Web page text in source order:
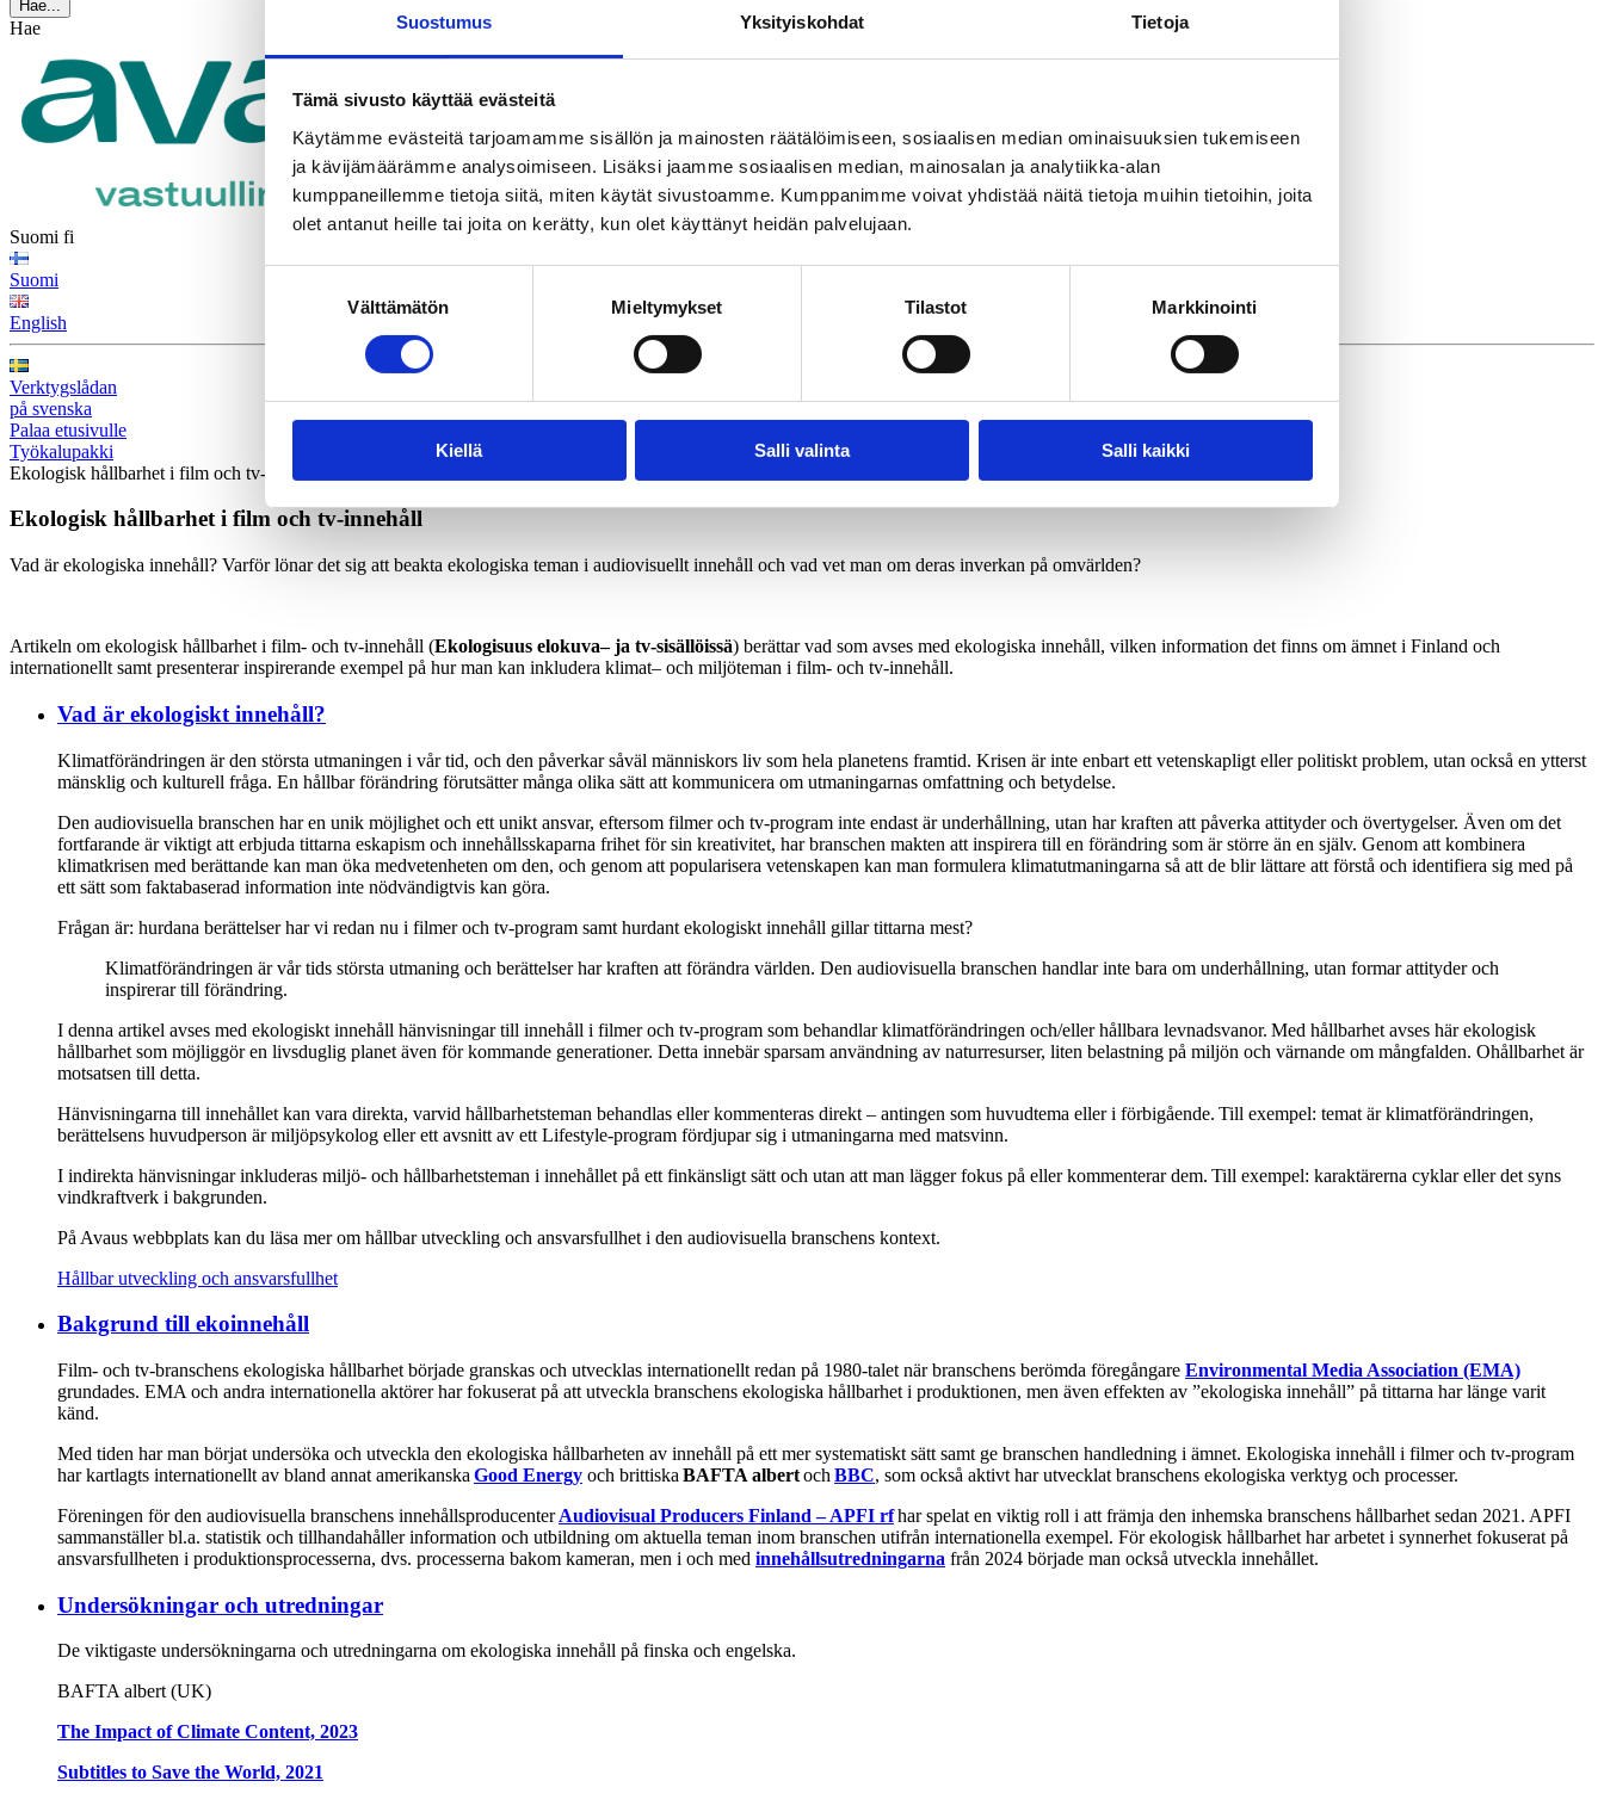
Suostumus Yksityiskohdat Tietoja
Tämä sivusto käyttää evästeitä
Käytämme evästeitä tarjoamamme sisällön ja mainosten räätälöimiseen, sosiaalisen median ominaisuuksien tukemiseen
ja kävijämäärämme analysoimiseen. Lisäksi jaamme sosiaalisen median, mainosalan ja analytiikka-alan
kumppaneillemme tietoja siitä, miten käytät sivustoamme. Kumppanimme voivat yhdistää näitä tietoja muihin tietoihin, joita
olet antanut heille tai joita on kerätty, kun olet käyttänyt heidän palvelujaan.
Välttämätön Mieltymykset Tilastot Markkinointi
Kiellä Salli valinta Salli kaikki
Hae...
Hae
Avaus - Vastuullinen av-ala
Suomi fi
Suomi
English
Verktygslådan
på svenska
Palaa etusivulle
Työkalupakki
Ekologisk hållbarhet i film och tv-innehåll
Ekologisk hållbarhet i film och tv‑innehåll
Vad är ekologiska innehåll? Varför lönardet sig att beakta ekologiska teman i audiovisuellt innehåll och vad vet man om deras inverkan på omvärlden?
Artikeln om ekologisk hållbarhet i film- och tv-innehåll (Ekologisuus elokuva– ja tv-sisällöissä) berättar vad som avses med ekologiska innehåll, vilken information det finns om ämnet i Finland och
internationellt samt presenterar inspirerande exempel på hurman kan inkludera klimat– och miljöteman i film- och tv-innehåll.
Vad är ekologiskt innehåll?
Klimatförändringen är den största utmaningen i vår tid, och den påverkar såväl människors liv som hela planetens framtid. Krisen är inte enbart ett vetenskapligt eller politiskt problem, utan också en ytterst
mänsklig och kulturell fråga. En hållbar förändring förutsätter många olika sätt att kommunicera om utmaningarnas omfattning och betydelse.
Den audiovisuella branschen har en unik möjlighet och ett unikt ansvar, eftersom filmer och tv-program inte endast är underhållning, utan har kraften att påverka attityder och övertygelser. Även om det
fortfarande är viktigt att erbjuda tittarna eskapism och innehållsskaparna frihet för sin kreativitet, har branschen makten att inspirera till en förändring som är större än en själv. Genom att kombinera
klimatkrisen med berättande kan man öka medvetenheten om den, och genom att popularisera vetenskapen kan man formulera klimatutmaningarna så att de blir lättare att förstå och identifiera sig med på
ett sätt som faktabaserad information inte nödvändigtvis kan göra.
Frågan är: hurdana berättelser har vi redan nu i filmer och tv-program samt hurdant ekologiskt innehåll gillar tittarna mest?
Klimatförändringen är vår tids största utmaning och berättelser har kraften att förändra världen. Den audiovisuella branschen handlar inte bara om underhållning, utan formar attityderoch
inspirerartill förändring.
I denna artikel avses med ekologiskt innehåll hänvisningar till innehåll i filmer och tv-program som behandlar klimatförändringen och/eller hållbara levnadsvanor. Med hållbarhet avses här ekologisk
hållbarhet som möjliggör en livsduglig planet även för kommande generationer. Detta innebär sparsam användning av naturresurser, liten belastning på miljön och värnande om mångfalden. Ohållbarhet är
motsatsen till detta.
Hänvisningarna till innehållet kan vara direkta, varvid hållbarhetsteman behandlas eller kommenteras direkt – antingen som huvudtema eller i förbigående. Till exempel: temat är klimatförändringen,
berättelsens huvudperson är miljöpsykolog eller ett avsnitt av ett Lifestyle-program fördjupar sig i utmaningarna med matsvinn.
I indirekta hänvisningar inkluderas miljö- och hållbarhetsteman i innehållet på ett finkänsligt sätt och utan att man lägger fokus på eller kommenterar dem. Till exempel: karaktärerna cyklar eller det syns
vindkraftverk i bakgrunden.
På Avaus webbplats kan du läsa mer om hållbar utveckling och ansvarsfullhet i den audiovisuella branschens kontext.
Hållbar utveckling och ansvarsfullhet
Bakgrund till ekoinnehåll
Film- och tv-branschens ekologiska hållbarhet började granskas och utvecklas internationellt redan på 1980-talet när branschens berömda föregångare Environmental Media Association (EMA)
grundades. EMA och andra internationella aktörer har fokuserat på att utveckla branschens ekologiska hållbarhet i produktionen, men även effekten av ”ekologiska innehåll” på tittarna har länge varit
känd.
Med tiden har man börjat undersöka och utveckla den ekologiska hållbarheten av innehåll på ett mer systematiskt sätt samt ge branschen handledning i ämnet. Ekologiska innehåll i filmer och tv-program
har kartlagts internationellt av bland annat amerikanska Good Energy och brittiska BAFTA albertoch BBC, som också aktivt har utvecklat branschens ekologiska verktyg och processer.
Föreningen för den audiovisuella branschens innehållsproducenterAudiovisual Producers Finland – APFI rfhar spelat en viktig roll i att främja den inhemska branschens hållbarhet sedan 2021. APFI
sammanställer bl.a. statistik och tillhandahåller information och utbildning om aktuella teman inom branschen utifrån internationella exempel. För ekologisk hållbarhet har arbetet i synnerhet fokuserat på
ansvarsfullheten i produktionsprocesserna, dvs. processerna bakom kameran, men i och med innehållsutredningarna från 2024 började man också utveckla innehållet.
Undersökningar och utredningar
De viktigaste undersökningarna och utredningarna om ekologiska innehåll på finska och engelska.
BAFTA albert (UK)
The Impact of Climate Content, 2023
Subtitles to Save the World, 2021